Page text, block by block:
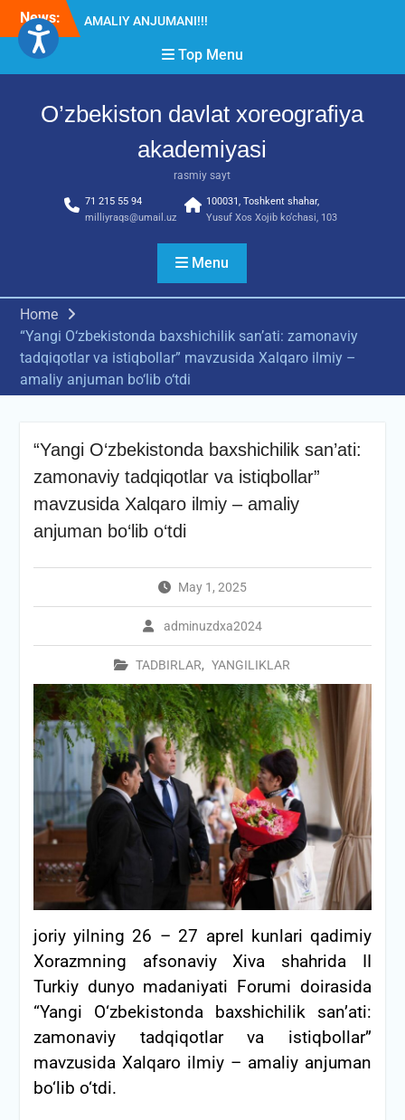
Skip
content
News:
Diqqat e’lon!
2026” tadbiri bo‘lib o‘tdi
RESPUBLIKA ILMIY-
Top Menu
O’zbekiston davlat xoreografiya
akademiyasi
rasmiy sayt
71 215 55 94
milliyraqs@umail.uz
100031, Toshkent shahar,
Yusuf Xos Xojib ko‘chasi, 103
Menu
Home
“Yangi O‘zbekistonda baxshichilik san’ati: zamonaviy
tadqiqotlar va istiqbollar” mavzusida Xalqaro ilmiy –
amaliy anjuman bo‘lib o‘tdi
“Yangi O‘zbekistonda baxshichilik san’ati:
zamonaviy tadqiqotlar va istiqbollar”
mavzusida Xalqaro ilmiy – amaliy
anjuman bo‘lib o‘tdi
May 1, 2025
adminuzdxa2024
TADBIRLAR, YANGILIKLAR
joriy yilning 26 – 27 aprel kunlari qadimiy
Xorazmning afsonaviy Xiva shahrida II
Turkiy dunyo madaniyati Forumi doirasida
“Yangi O‘zbekistonda baxshichilik san’ati:
zamonaviy tadqiqotlar va istiqbollar”
mavzusida Xalqaro ilmiy – amaliy anjuman
bo‘lib o‘tdi.